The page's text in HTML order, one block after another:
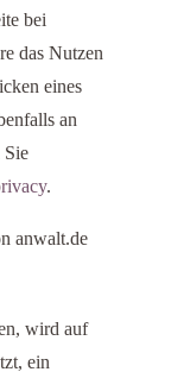
bei
das Nutzen
eines
an
Sie
.
anwalt.de
wird auf
ein